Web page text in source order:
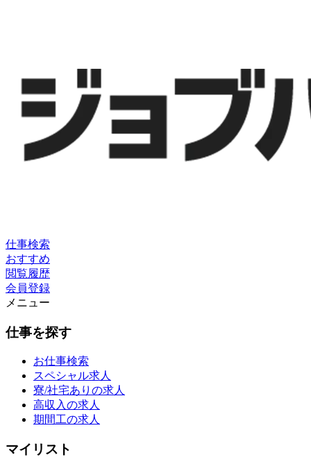
仕事検索
おすすめ
閲覧履歴
会員登録
メニュー
仕事を探す
お仕事検索
スペシャル求人
寮/社宅ありの求人
高収入の求人
期間工の求人
マイリスト